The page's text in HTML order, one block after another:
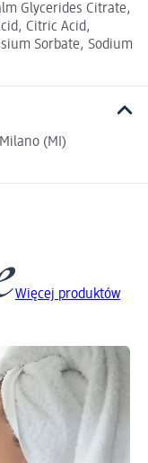
Glycerides Citrate,
Citric Acid,
Sorbate, Sodium
Milano (MI)
Więcej produktów